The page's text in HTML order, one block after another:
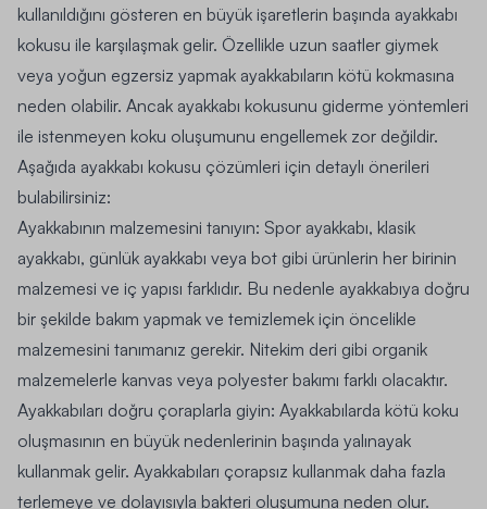
kullanıldığını gösteren en büyük işaretlerin başında ayakkabı
kokusu ile karşılaşmak gelir. Özellikle uzun saatler giymek
veya yoğun egzersiz yapmak ayakkabıların kötü kokmasına
neden olabilir. Ancak ayakkabı kokusunu giderme yöntemleri
ile istenmeyen koku oluşumunu engellemek zor değildir.
Aşağıda ayakkabı kokusu çözümleri için detaylı önerileri
bulabilirsiniz:
Ayakkabının malzemesini tanıyın: Spor ayakkabı, klasik
ayakkabı, günlük ayakkabı veya bot gibi ürünlerin her birinin
malzemesi ve iç yapısı farklıdır. Bu nedenle ayakkabıya doğru
bir şekilde bakım yapmak ve temizlemek için öncelikle
malzemesini tanımanız gerekir. Nitekim deri gibi organik
malzemelerle kanvas veya polyester bakımı farklı olacaktır.
Ayakkabıları doğru çoraplarla giyin: Ayakkabılarda kötü koku
oluşmasının en büyük nedenlerinin başında yalınayak
kullanmak gelir. Ayakkabıları çorapsız kullanmak daha fazla
terlemeye ve dolayısıyla bakteri oluşumuna neden olur.